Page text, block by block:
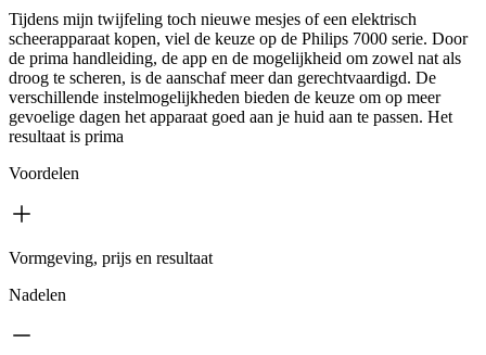
Tijdens mijn twijfeling toch nieuwe mesjes of een elektrisch
scheerapparaat kopen, viel de keuze op de Philips 7000 serie. Door
de prima handleiding, de app en de mogelijkheid om zowel nat als
droog te scheren, is de aanschaf meer dan gerechtvaardigd. De
verschillende instelmogelijkheden bieden de keuze om op meer
gevoelige dagen het apparaat goed aan je huid aan te passen. Het
resultaat is prima
Voordelen
Vormgeving, prijs en resultaat
Nadelen